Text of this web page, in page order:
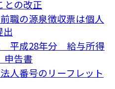
との改正
職の源泉徴収票は個人
出
平成28年分 給与所得
申告書
人番号のリーフレット